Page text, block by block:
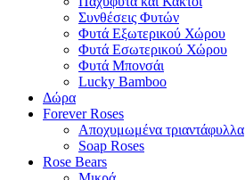
Συνθέσεις Φυτών
Φυτά Εξωτερικού Χώρου
Φυτά Εσωτερικού Χώρου
Φυτά Μπονσάι
Lucky Bamboo
Δώρα
Forever Roses
Αποχυμωμένα τριαντάφυλλα
Soap Roses
Rose Βears